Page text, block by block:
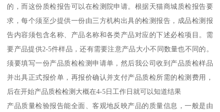
的，而这份质检报告可以在检测院申请。根据天猫商城质检报告要
求，每个须至少提供一份由三方机构出具的检测报告，成品检测报
告内容须包含名称、产品名称和各类产品对应的下述必检项目。需
要产品提供2-5件样品，还有需要注意产品大小不同数量也不同的。
须要填写一份产品质检检测申请单，然后我公司收到产品质检样品
并出具正式报价单，再报价确认并支付产品质检所需的检测费用，
后在开始产品质检检测大概在4-5日工作日就可以知道结果
产品质量检验报告能全面、客观地反映产品的质量信息，一般是由